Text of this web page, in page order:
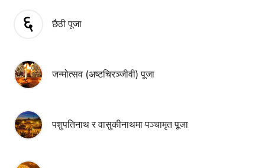
छैठी पूजा
जन्मोत्सव (अष्टचिरञ्जीवी) पूजा
पशुपतिनाथ र वासुकीनाथमा पञ्चामृत पूजा